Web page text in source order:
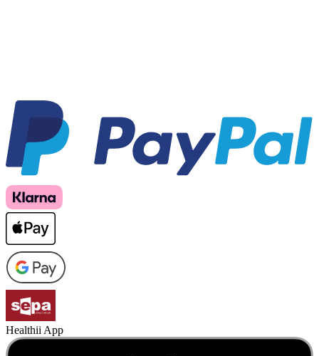
Healthii App